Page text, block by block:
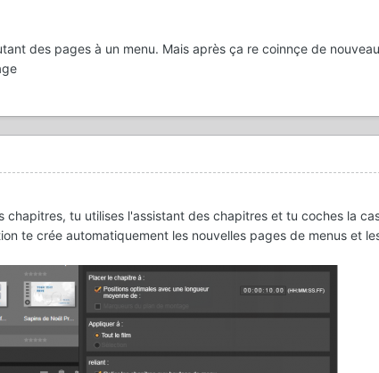
des pages à un menu. Mais après ça re coinnçe de
chapitres, tu utilises l'assistant des chapitres et tu coches la
te crée automatiquement les nouvelles pages de menus et